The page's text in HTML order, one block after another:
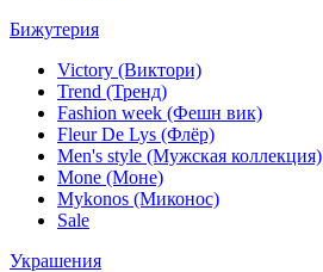
Бижутерия
Victory (Виктори)
Trend (Тренд)
Fashion week (Фешн вик)
Fleur De Lys (Флёр)
Men's style (Мужская коллекция)
Mone (Моне)
Mykonos (Миконос)
Sale
Украшения